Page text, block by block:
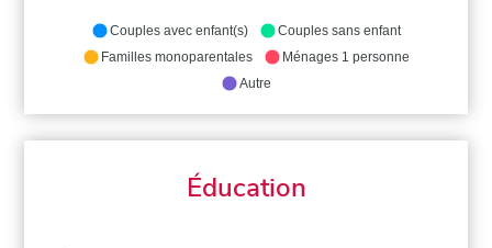
Couples avec enfant(s)
Couples sans enfant
Familles monoparentales
Ménages 1 personne
Autre
Éducation